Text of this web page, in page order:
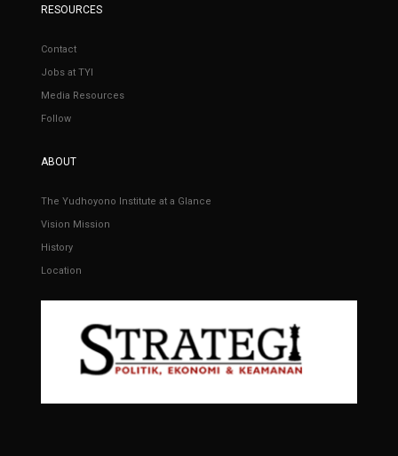
RESOURCES
Contact
Jobs at TYI
Media Resources
Follow
ABOUT
The Yudhoyono Institute at a Glance
Vision Mission
History
Location